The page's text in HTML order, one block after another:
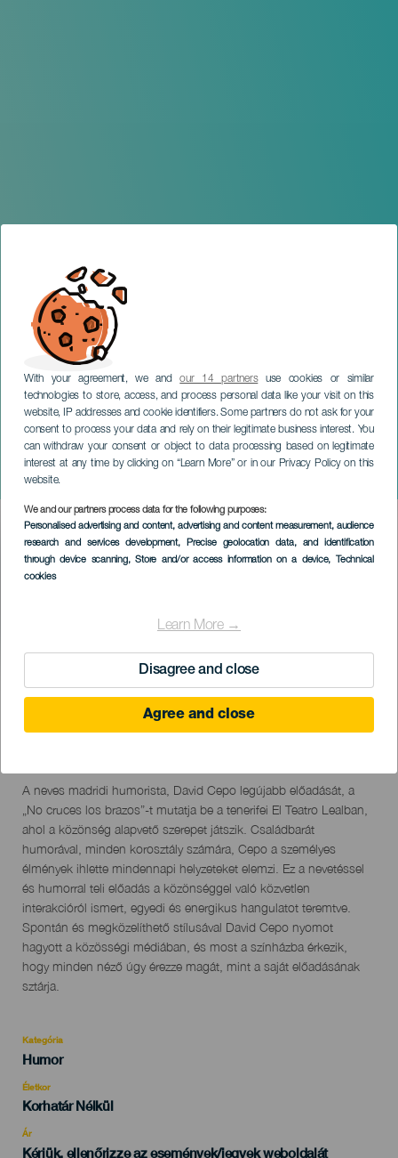
With your agreement, we andour 14 partnersuse cookies or similar
technologies to store, access, and process personal data like your visit on this
website, IP addresses and cookie identifiers. Some partners do not ask for your
consent to process your data and rely on their legitimate business interest. You
can withdraw your consent or object to data processing based on legitimate
interest at any time by clicking on “Learn More” or in our Privacy Policy on this
website.
We and our partners process data for the following purposes:
Personalised advertising and content, advertising and content measurement, audience
research and services development, Precise geolocation data, and identification
through device scanning, Store and/or access information on a device, Technical
cookies
Learn More →
Disagree and close
Agree and close
David Cepo: No cruces los
brazos
TENERIFE
Imagen
Listado
KORÁBBI ESEMÉNY
Descripción
del
evento
A neves madridi humorista, David Cepo legújabb előadását, a
„No cruces los brazos”-t mutatja be a tenerifei El Teatro Lealban,
ahol a közönség alapvető szerepet játszik. Családbarát
humorával, minden korosztály számára, Cepo a személyes
élmények ihlette mindennapi helyzeteket elemzi. Ez a nevetéssel
és humorral teli előadás a közönséggel való közvetlen
interakcióról ismert, egyedi és energikus hangulatot teremtve.
Spontán és megközelíthető stílusával David Cepo nyomot
hagyott a közösségi médiában, és most a színházba érkezik,
hogy minden néző úgy érezze magát, mint a saját előadásának
sztárja.
Kategória
Categoría
evento
Humor
Életkor
Edad
Korhatár Nélkül
Ár
Kérjük, ellenőrizze az események/jegyek weboldalát